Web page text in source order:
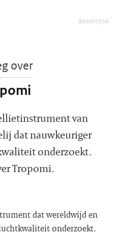
©KNMI/ESA
over
van
dat nauwkeuriger
onderzoekt.
Tropomi.
dat wereldwijd en
onderzoekt.